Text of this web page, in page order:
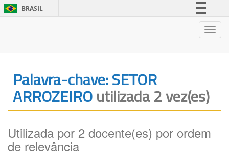
BRASIL
Legislação
Canais
Palavra-chave: SETOR
ARROZEIROutilizada 2 vez(es)
Utilizada por 2 docente(es) por ordem
de relevância